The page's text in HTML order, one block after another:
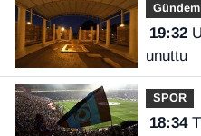
Gündem
19:32UNESCO bu yıl Türkiye'yi
unuttu
SPOR
18:34Trabzonspor Kulübü, tarihinin